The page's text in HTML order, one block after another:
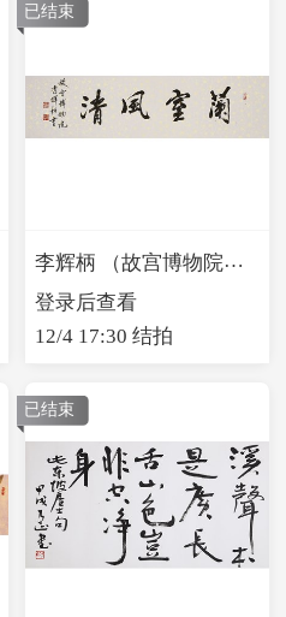
已结束
李辉柄 （故宫博物院学术委员会委员）兰室风清
登录后查看
12/4 17:30 结拍
已结束